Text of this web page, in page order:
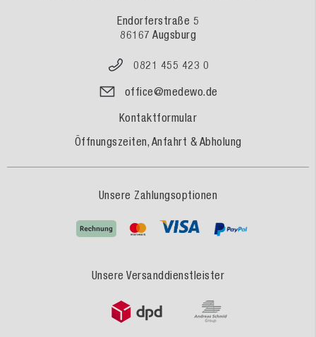
Endorferstraße 5
86167 Augsburg
0821 455 423 0
office@medewo.de
Kontaktformular
Öffnungszeiten, Anfahrt & Abholung
Unsere Zahlungsoptionen
Unsere Versanddienstleister